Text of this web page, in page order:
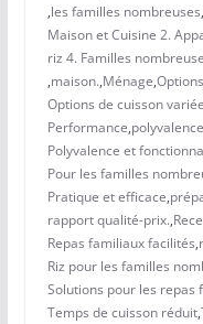
,les familles nombreuses,
Maison et Cuisine 2.
riz 4. Familles
,maison.,Ménage,
Options de cuisson
Performance,polyvalence
Polyvalence et
Pour les familles
Pratique et efficace,
rapport qualité-prix.,
Repas familiaux facilités,
Riz pour les familles
Solutions pour les repas
Temps de cuisson réduit,